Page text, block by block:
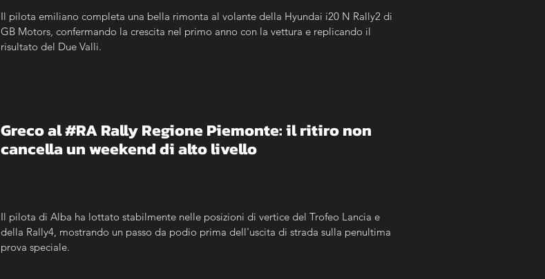
Il pilota emiliano completa una bella rimonta al volante della Hyundai i20 N Rally2 di
GB Motors, confermando la crescita nel primo anno con la vettura e replicando il
risultato del Due Valli.
Greco al #RA Rally Regione Piemonte: il ritiro non
cancella un weekend di alto livello
Il pilota di Alba ha lottato stabilmente nelle posizioni di vertice del Trofeo Lancia e
della Rally4, mostrando un passo da podio prima dell'uscita di strada sulla penultima
prova speciale.